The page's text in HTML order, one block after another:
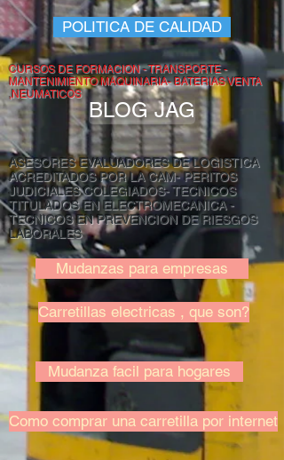
POLITICA DE CALIDAD
CURSOS DE FORMACION - TRANSPORTE -
MANTENIMIENTO MAQUINARIA- BATERIAS VENTA
,NEUMATICOS
BLOG JAG
ASESORES EVALUADORES DE LOGISTICA
ACREDITADOS POR LA CAM- PERITOS
JUDICIALES COLEGIADOS- TECNICOS
TITULADOS EN ELECTROMECANICA -
TECNICOS EN PREVENCION DE RIESGOS
LABORALES
Mudanzas para empresas
Carretillas electricas , que son?
Mudanza facil para hogares
Como comprar una carretilla por internet